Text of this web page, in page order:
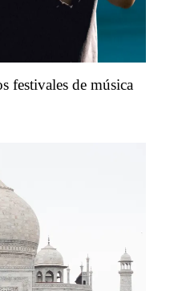
festivales de música